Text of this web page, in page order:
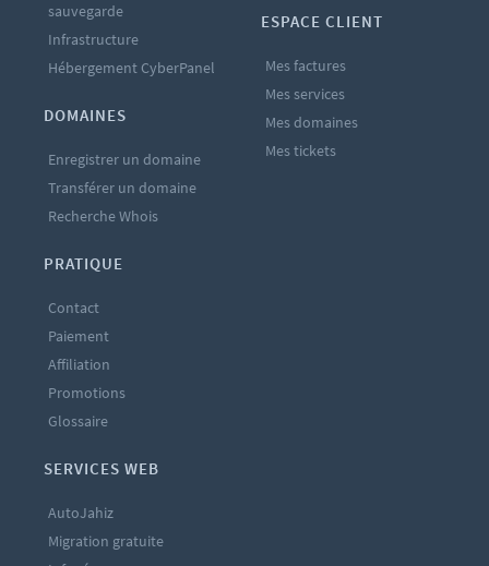
sauvegarde
Infrastructure
Hébergement CyberPanel
DOMAINES
Enregistrer un domaine
Transférer un domaine
Recherche Whois
ESPACE CLIENT
Mes factures
Mes services
Mes domaines
Mes tickets
PRATIQUE
Contact
Paiement
Affiliation
Promotions
Glossaire
SERVICES WEB
AutoJahiz
Migration gratuite